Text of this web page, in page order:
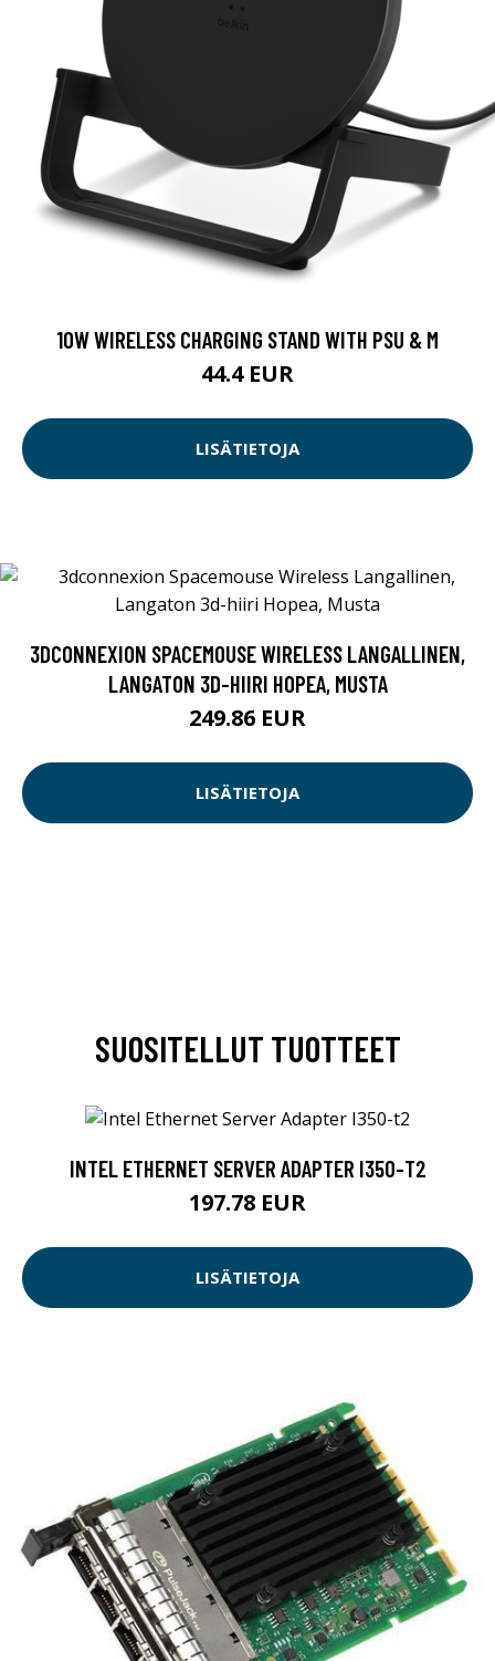
10W WIRELESS CHARGING STAND WITH PSU & M
44.4 EUR
LISÄTIETOJA
3DCONNEXION SPACEMOUSE WIRELESS LANGALLINEN,
LANGATON 3D-HIIRI HOPEA, MUSTA
249.86 EUR
LISÄTIETOJA
SUOSITELLUT TUOTTEET
INTEL ETHERNET SERVER ADAPTER I350-T2
197.78 EUR
LISÄTIETOJA